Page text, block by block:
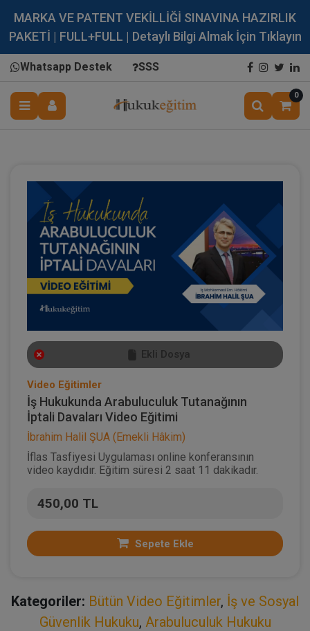
MARKA VE PATENT VEKİLLİĞİ SINAVINA HAZIRLIK
PAKETİ | FULL+FULL | Detaylı Bilgi Almak İçin Tıklayın
Whatsapp Destek SSS
0
Ekli Dosya
Video Eğitimler
İş Hukukunda Arabuluculuk Tutanağının
İptali Davaları Video Eğitimi
İbrahim Halil ŞUA (Emekli Hâkim)
İflas Tasfiyesi Uygulaması online konferansının
video kaydıdır. Eğitim süresi 2 saat 11 dakikadır.
450,00 TL
Sepete Ekle
Kategoriler: Bütün Video Eğitimler, İş ve Sosyal
Güvenlik Hukuku, Arabuluculuk Hukuku